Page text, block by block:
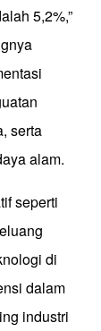
5,2%,”
serta
alam.
seperti
di
dalam
industri